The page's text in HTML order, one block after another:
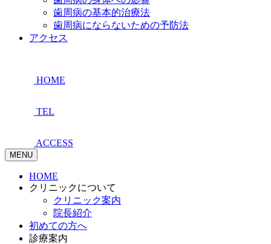
歯周病の基本的治療法
歯周病にならないための予防法
アクセス
HOME
TEL
ACCESS
MENU
HOME
クリニックについて
クリニック案内
院長紹介
初めての方へ
診療案内